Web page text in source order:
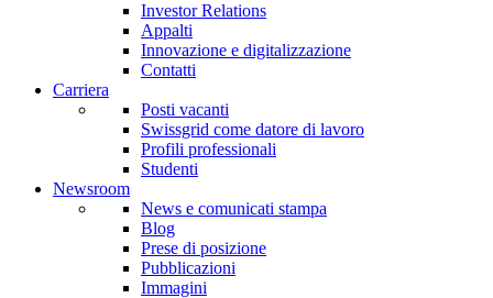
Investor Relations
Appalti
Innovazione e digitalizzazione
Contatti
Carriera
Posti vacanti
Swissgrid come datore di lavoro
Profili professionali
Studenti
Newsroom
News e comunicati stampa
Blog
Prese di posizione
Pubblicazioni
Immagini